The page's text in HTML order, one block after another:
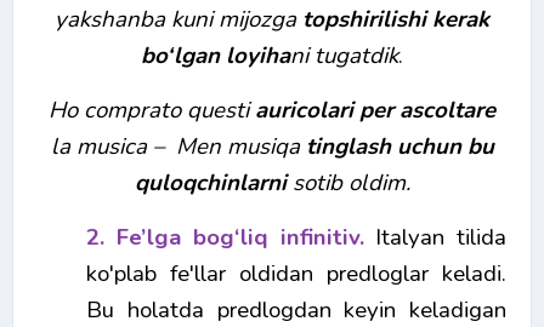
yakshanba kuni mijozga topshirilishi kerak
bo‘lgan loyihani tugatdik.
Ho comprato questiauricolari per ascoltare
la musica – Men musiqa tinglash uchun bu
quloqchinlarnisotib oldim.
2. Fe’lga bog‘liq infinitiv. Italyan tilida
ko'plab fe'llar oldidan predloglar keladi.
Bu holatda predlogdan keyin keladigan